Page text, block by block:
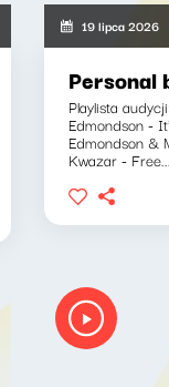
19 lipca 2026
Personal
Playlista audycji:
Edmondson -
Edmondson &
Kwazar - Free...